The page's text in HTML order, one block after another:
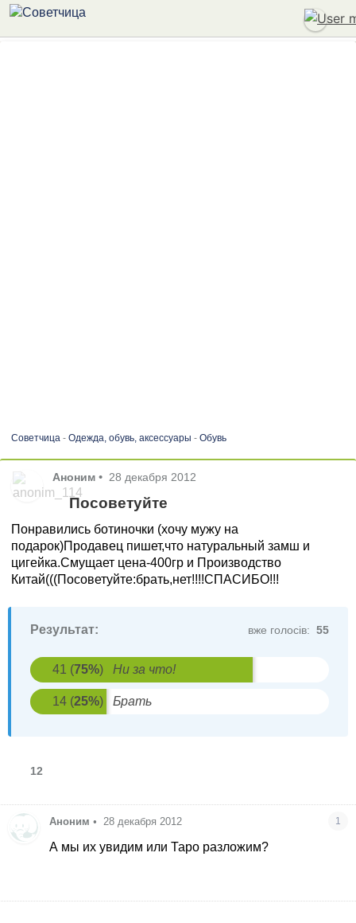
Советчица- Одежда, обувь, аксессуары - Обувь
Аноним • 28 декабря 2012
Посоветуйте
Понравились ботиночки (хочу мужу на
подарок)Продавец пишет,что натуральный замш и
цигейка.Смущает цена-400гр и Производство
Китай(((Посоветуйте:брать,нет!!!!СПАСИБО!!!
Результат: вже голосів: 55
41 (75%) Ни за что!
14 (25%) Брать
12
Аноним • 28 декабря 2012 1
А мы их увидим или Таро разложим?